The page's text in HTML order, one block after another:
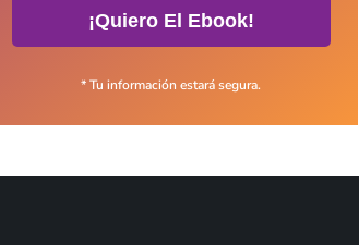
¡Quiero El Ebook!
* Tu información estará segura.